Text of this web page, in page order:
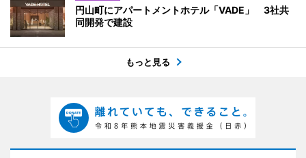
円山町にアパートメントホテル「VADE」 3社共
同開発で建設
もっと見る